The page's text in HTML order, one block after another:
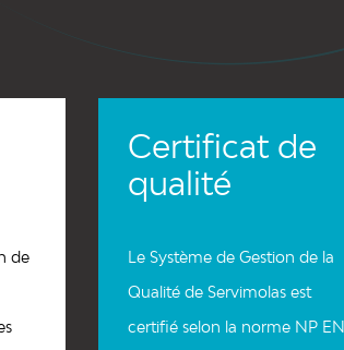
de
Certificat de
qualité
Le Système de Gestion de la
Qualité de Servimolas est
certifié selon la norme NP EN